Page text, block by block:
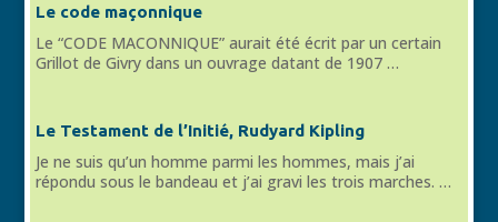
Le code maçonnique
Le “CODE MACONNIQUE” aurait été écrit par un certain
Grillot de Givry dans un ouvrage datant de 1907 …
Le Testament de l’Initié, Rudyard Kipling
Je ne suis qu’un homme parmi les hommes, mais j’ai
répondu sous le bandeau et j’ai gravi les trois marches. …